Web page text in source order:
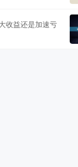
收益还是加速亏